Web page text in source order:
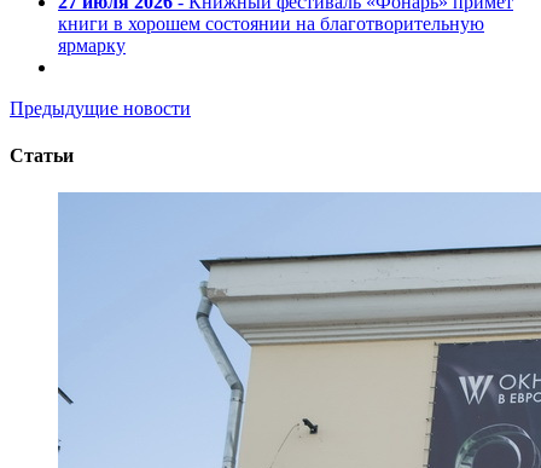
книги в хорошем состоянии на благотворительную
ярмарку
Предыдущие новости
Статьи